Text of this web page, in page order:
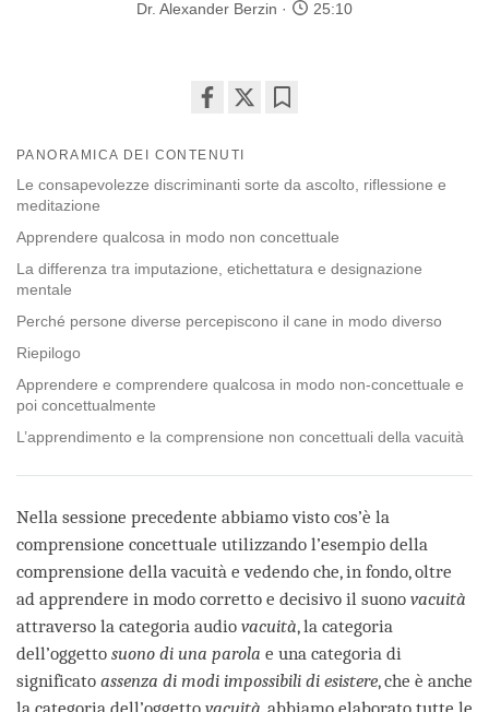
Dr. Alexander Berzin 25:10
on
facebook
PANORAMICA DEI CONTENUTI
Le consapevolezze discriminanti sorte da ascolto, riflessione e
meditazione
Apprendere qualcosa in modo non concettuale
La differenza tra imputazione, etichettatura e designazione
mentale
Perché persone diverse percepiscono il cane in modo diverso
Riepilogo
Apprendere e comprendere qualcosa in modo non-concettuale e
poi concettualmente
L’apprendimento e la comprensione non concettuali della vacuità
Nella sessione precedente abbiamo visto cos’è la
comprensione concettuale utilizzando l’esempio della
comprensione della vacuità e vedendo che, in fondo, oltre
ad apprendere in modo corretto e decisivo il suono vacuità
attraverso la categoria audio vacuità, la categoria
dell’oggetto suono di una parola e una categoria di
significato assenza di modi impossibili di esistere, che è anche